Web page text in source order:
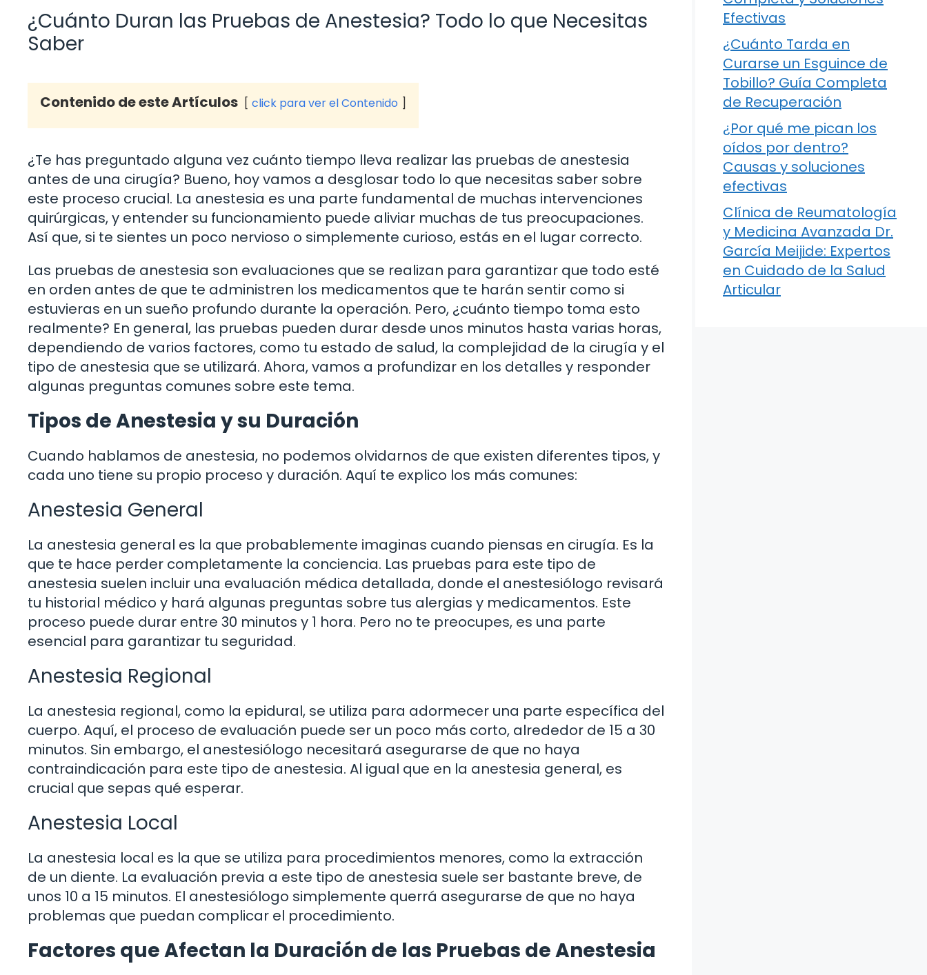
¿Cuánto Duran las Pruebas de Anestesia? Todo lo que Necesitas
Saber
Contenido de este Artículos click para ver el Contenido
¿Te has preguntado alguna vez cuánto tiempo lleva realizar las pruebas de anestesia
antes de una cirugía? Bueno, hoy vamos a desglosar todo lo que necesitas saber sobre
este proceso crucial. La anestesia es una parte fundamental de muchas intervenciones
quirúrgicas, y entender su funcionamiento puede aliviar muchas de tus preocupaciones.
Así que, si te sientes un poco nervioso o simplemente curioso, estás en el lugar correcto.
Las pruebas de anestesia son evaluaciones que se realizan para garantizar que todo esté
en orden antes de que te administren los medicamentos que te harán sentir como si
estuvieras en un sueño profundo durante la operación. Pero, ¿cuánto tiempo toma esto
realmente? En general, las pruebas pueden durar desde unos minutos hasta varias horas,
dependiendo de varios factores, como tu estado de salud, la complejidad de la cirugía y el
tipo de anestesia que se utilizará. Ahora, vamos a profundizar en los detalles y responder
algunas preguntas comunes sobre este tema.
Tipos de Anestesia y su Duración
Cuando hablamos de anestesia, no podemos olvidarnos de que existen diferentes tipos, y
cada uno tiene su propio proceso y duración. Aquí te explico los más comunes:
Anestesia General
La anestesia general es la que probablemente imaginas cuando piensas en cirugía. Es la
que te hace perder completamente la conciencia. Las pruebas para este tipo de
anestesia suelen incluir una evaluación médica detallada, donde el anestesiólogo revisará
tu historial médico y hará algunas preguntas sobre tus alergias y medicamentos. Este
proceso puede durar entre 30 minutos y 1 hora. Pero no te preocupes, es una parte
esencial para garantizar tu seguridad.
Anestesia Regional
La anestesia regional, como la epidural, se utiliza para adormecer una parte específica del
cuerpo. Aquí, el proceso de evaluación puede ser un poco más corto, alrededor de 15 a 30
minutos. Sin embargo, el anestesiólogo necesitará asegurarse de que no haya
contraindicación para este tipo de anestesia. Al igual que en la anestesia general, es
crucial que sepas qué esperar.
Anestesia Local
La anestesia local es la que se utiliza para procedimientos menores, como la extracción
de un diente. La evaluación previa a este tipo de anestesia suele ser bastante breve, de
unos 10 a 15 minutos. El anestesiólogo simplemente querrá asegurarse de que no haya
problemas que puedan complicar el procedimiento.
Factores que Afectan la Duración de las Pruebas de Anestesia
Efectivas
¿Cuánto Tarda en
Curarse un Esguince de
Tobillo? Guía Completa
de Recuperación
¿Por qué me pican los
oídos por dentro?
Causas y soluciones
efectivas
Clínica de Reumatología
y Medicina Avanzada Dr.
García Meijide: Expertos
en Cuidado de la Salud
Articular